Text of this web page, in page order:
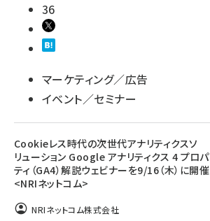
36
マーケティング／広告
イベント／セミナー
Cookieレス時代の次世代アナリティクスソ
リューション Google アナリティクス 4 プロパ
ティ（GA4）解説ウェビナーを9/16（木）に開催
<NRIネットコム>
NRIネットコム株式会社